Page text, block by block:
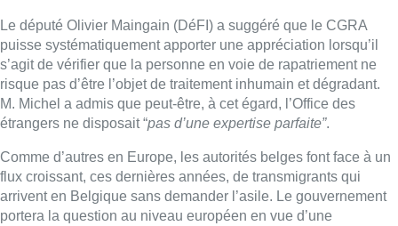
Le député Olivier Maingain (DéFI) a suggéré que le CGRA
puisse systématiquement apporter une appréciation lorsqu’il
s’agit de vérifier que la personne en voie de rapatriement ne
risque pas d’être l’objet de traitement inhumain et dégradant.
M. Michel a admis que peut-être, à cet égard, l’Office des
étrangers ne disposait “pas d’une expertise parfaite”.
Comme d’autres en Europe, les autorités belges font face à un
flux croissant, ces dernières années, de transmigrants qui
arrivent en Belgique sans demander l’asile. Le gouvernement
portera la question au niveau européen en vue d’une